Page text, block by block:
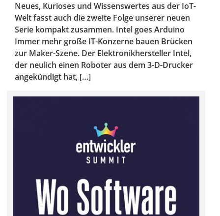
Neues, Kurioses und Wissenswertes aus der IoT-
Welt fasst auch die zweite Folge unserer neuen
Serie kompakt zusammen. Intel goes Arduino
Immer mehr große IT-Konzerne bauen Brücken
zur Maker-Szene. Der Elektronikhersteller Intel,
der neulich einen Roboter aus dem 3-D-Drucker
angekündigt hat, […]